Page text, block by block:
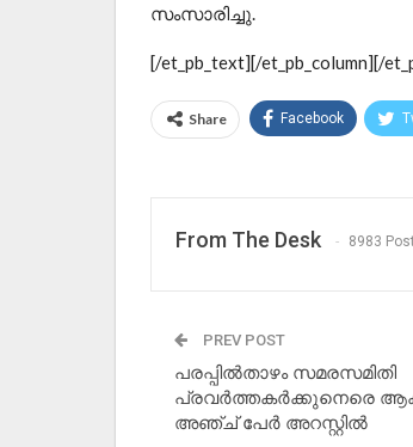
സംസാരിച്ചു.
[/et_pb_text][/et_pb_column][/
Share Facebook
From The Desk 8983
PREV POST
പരപ്പില്‍താഴം സമരസമിതി
പ്രവര്‍ത്തകര്‍ക്കുനെരെ
അഞ്ച് പേര്‍ അറസ്റ്റില്‍